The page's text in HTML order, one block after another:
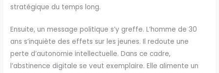
stratégique du temps long.
Ensuite, un message politique s’y greffe. L’homme de 30
ans s’inquiète des effets sur les jeunes. Il redoute une
perte d’autonomie intellectuelle. Dans ce cadre,
l’abstinence digitale se veut exemplaire. Elle alimente un